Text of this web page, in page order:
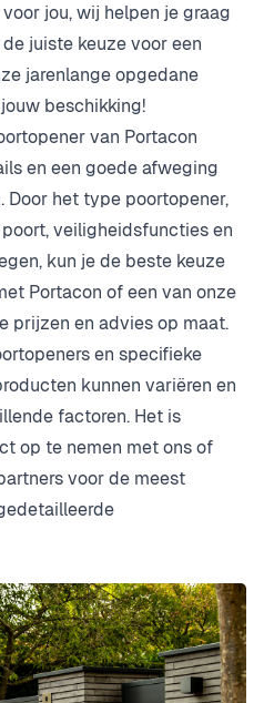
jou, wij helpen je graag
juiste keuze voor een
jarenlange opgedane
beschikking!
van Portacon
en een goede afweging
het type poortopener,
veiligheidsfuncties en
kun je de beste keuze
Portacon of een van onze
prijzen en advies op maat.
en specifieke
kunnen variëren en
factoren. Het is
op te nemen met ons of
voor de meest